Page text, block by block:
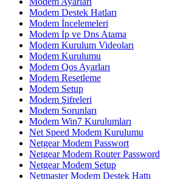
Modem Destek Hatları
Modem İncelemeleri
Modem İp ve Dns Atama
Modem Kurulum Videoları
Modem Kurulumu
Modem Qos Ayarları
Modem Resetleme
Modem Setup
Modem Şifreleri
Modem Sorunları
Modem Win7 Kurulumları
Net Speed Modem Kurulumu
Netgear Modem Passwort
Netgear Modem Router Password
Netgear Modem Setup
Netmaster Modem Destek Hattı